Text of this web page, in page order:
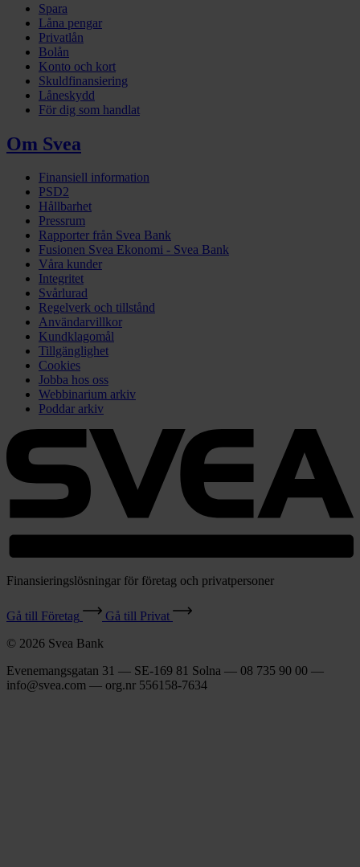
Spara
Låna pengar
Privatlån
Bolån
Konto och kort
Skuldfinansiering
Låneskydd
För dig som handlat
Om Svea
Finansiell information
PSD2
Hållbarhet
Pressrum
Rapporter från Svea Bank
Fusionen Svea Ekonomi - Svea Bank
Våra kunder
Integritet
Svårlurad
Regelverk och tillstånd
Användarvillkor
Kundklagomål
Tillgänglighet
Cookies
Jobba hos oss
Webbinarium arkiv
Poddar arkiv
Finansieringslösningar för företag och privatpersoner
Gå till Företag
Gå till Privat
© 2026 Svea Bank
Evenemangsgatan 31 — SE-169 81 Solna — 08 735 90 00 —
info@svea.com — org.nr 556158‑7634